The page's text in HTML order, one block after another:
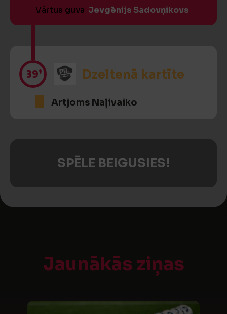
Vārtus guva Jevgēnijs Sadovņikovs
39’ Dzeltenā kartīte
Artjoms Naļivaiko
SPĒLE BEIGUSIES!
Jaunākās ziņas